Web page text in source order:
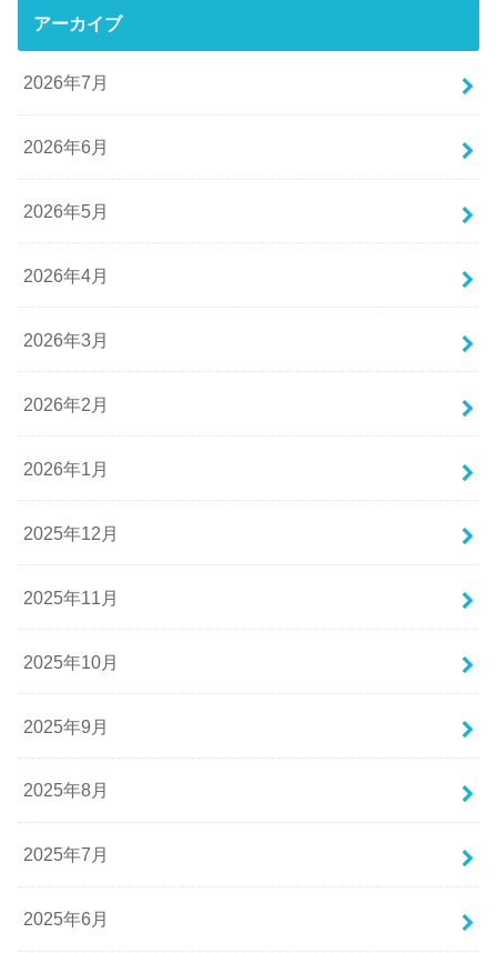
アーカイブ
2026年7月
2026年6月
2026年5月
2026年4月
2026年3月
2026年2月
2026年1月
2025年12月
2025年11月
2025年10月
2025年9月
2025年8月
2025年7月
2025年6月